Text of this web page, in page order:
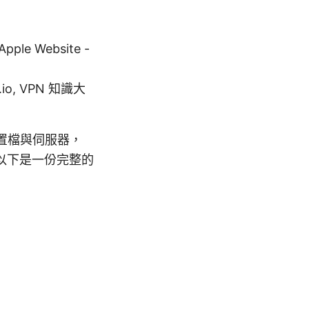
Website -
VPN 知識大
與伺服器，
下是一份完整的